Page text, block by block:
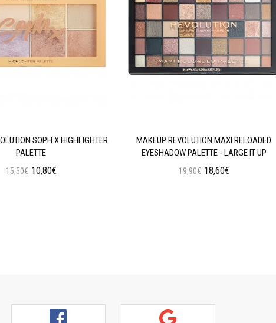
SOPH X HIGHLIGHTER
PALETTE
15,50€ 10,80€
MAKEUP REVOLUTION MAXI RELOADED
EYESHADOW PALETTE - LARGE IT UP
19,90€ 18,60€